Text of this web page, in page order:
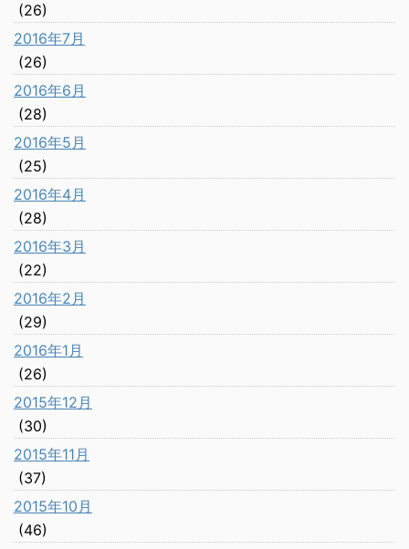
(26)
2016年7月
(26)
2016年6月
(28)
2016年5月
(25)
2016年4月
(28)
2016年3月
(22)
2016年2月
(29)
2016年1月
(26)
2015年12月
(30)
2015年11月
(37)
2015年10月
(46)